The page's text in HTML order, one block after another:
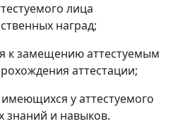
лица
наград;
к замещению аттестуемым
аттестации;
имеющихся у аттестуемого
знаний и навыков.